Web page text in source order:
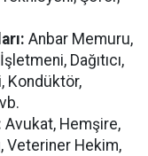
Anbar Memuru,
Dağıtıcı,
Kondüktör,
Avukat, Hemşire,
Veteriner Hekim,